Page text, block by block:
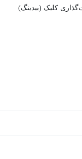
کلیک (بیدینگ)